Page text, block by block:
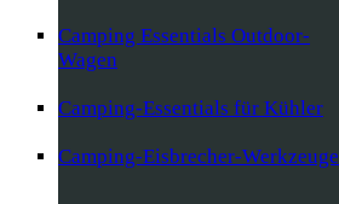
Camping Essentials Outdoor-
Wagen
Camping-Essentials für Kühler
Camping-Eisbrecher-Werkzeuge